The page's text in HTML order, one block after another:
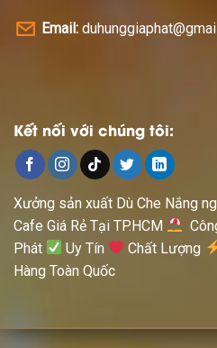
Email:
Kết nối với chúng tôi:
Xưởng sản xuất Dù Che Nắng
Cafe Giá Rẻ Tại TP.HCM
Phát
Uy Tín Chất Lượng
Hàng Toàn Quốc